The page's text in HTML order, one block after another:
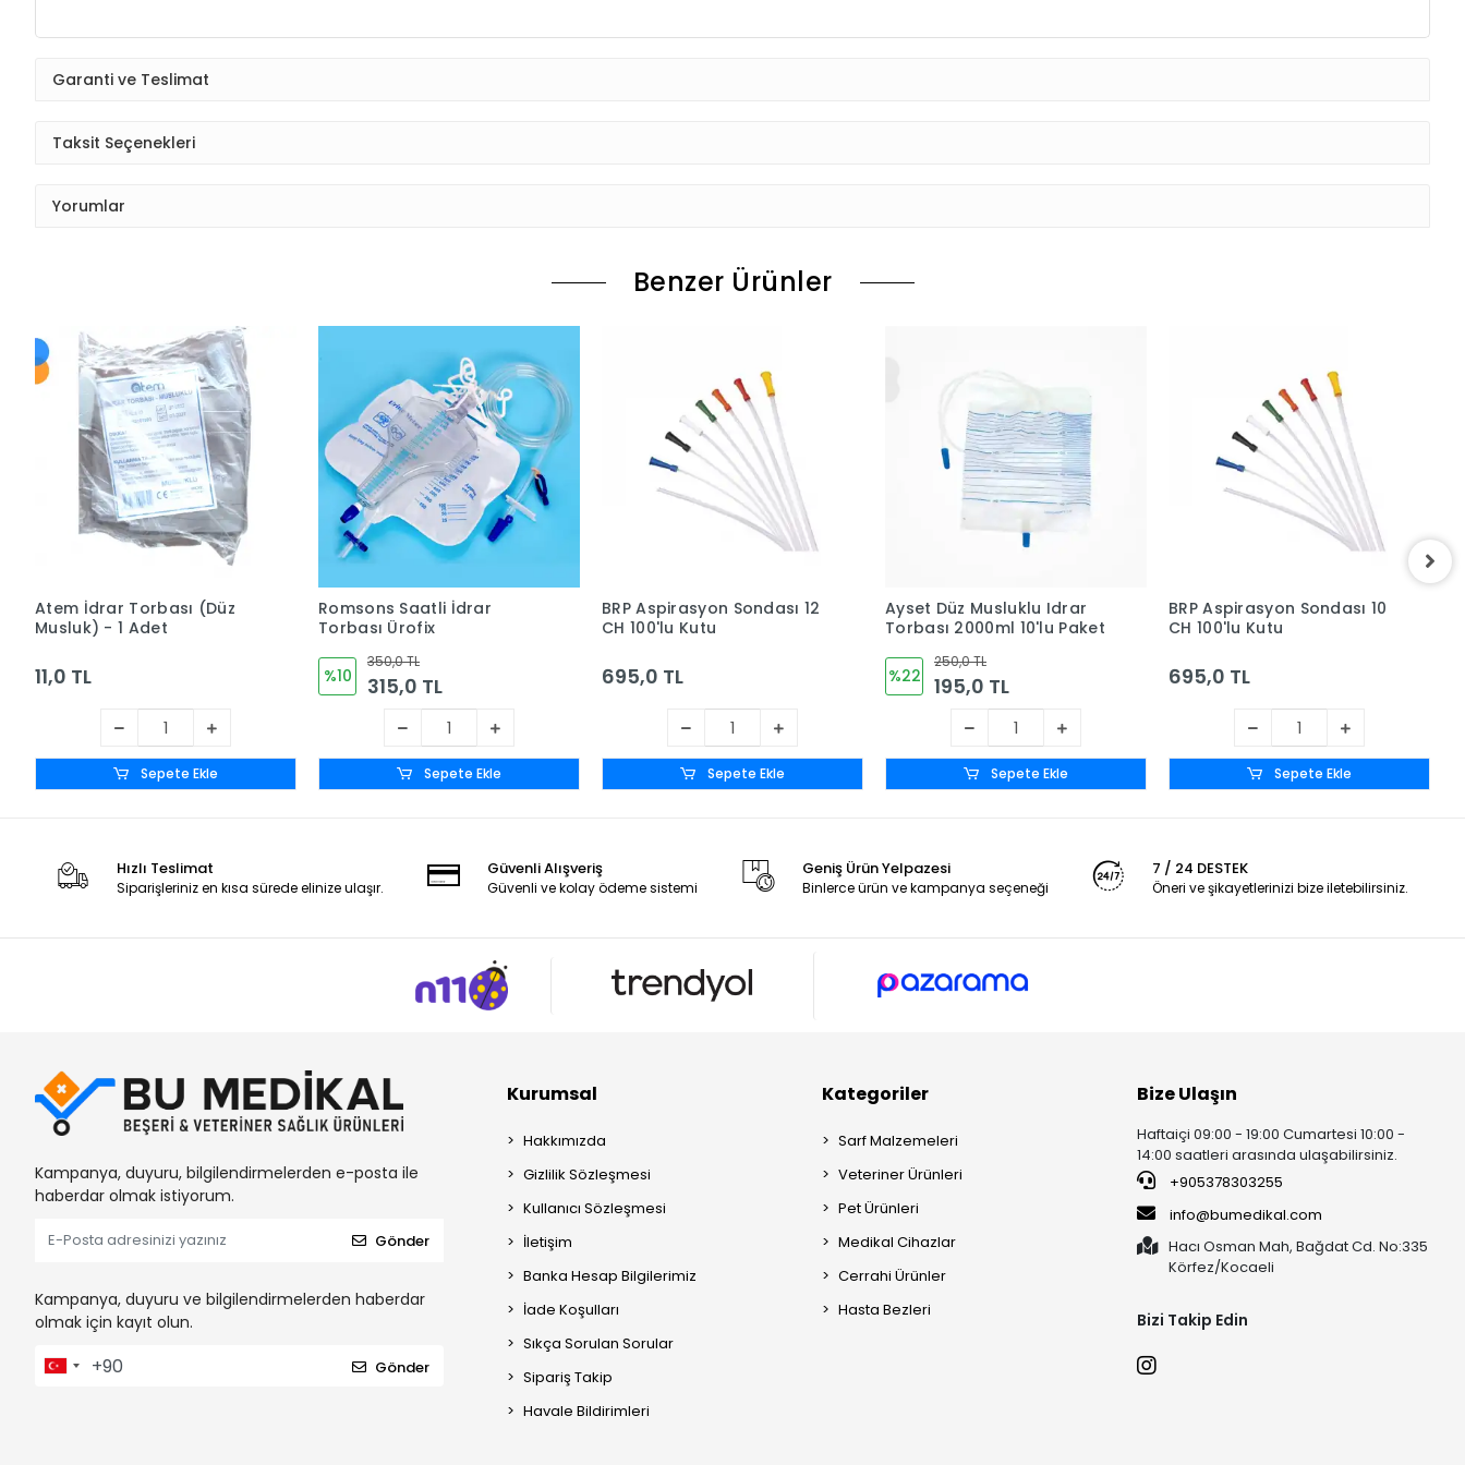
Garanti ve Teslimat
Taksit Seçenekleri
Yorumlar
Benzer Ürünler
Atem İdrar Torbası (Düz
Musluk) - 1 Adet
11,0 TL
Sepete Ekle
Romsons Saatli İdrar
Torbası Ürofix
%10
350,0 TL
315,0 TL
Sepete Ekle
BRP Aspirasyon Sondası 12
CH 100'lu Kutu
695,0 TL
Sepete Ekle
Ayset Düz Musluklu Idrar
Torbası 2000ml 10'lu Paket
%22
250,0 TL
195,0 TL
Sepete Ekle
BRP Aspirasyon Sondası 10
CH 100'lu Kutu
695,0 TL
Sepete Ekle
Hızlı Teslimat
Siparişleriniz en kısa sürede elinize ulaşır.
Güvenli Alışveriş
Güvenli ve kolay ödeme sistemi
Geniş Ürün Yelpazesi
Binlerce ürün ve kampanya seçeneği
7 / 24 DESTEK
Öneri ve şikayetlerinizi bize iletebilirsiniz.
Kampanya, duyuru, bilgilendirmelerden e-posta ile
haberdar olmak istiyorum.
Gönder
Kampanya, duyuru ve bilgilendirmelerden haberdar
olmak için kayıt olun.
Gönder
Kurumsal
Hakkımızda
Gizlilik Sözleşmesi
Kullanıcı Sözleşmesi
İletişim
Banka Hesap Bilgilerimiz
İade Koşulları
Sıkça Sorulan Sorular
Sipariş Takip
Havale Bildirimleri
Kategoriler
Sarf Malzemeleri
Veteriner Ürünleri
Pet Ürünleri
Medikal Cihazlar
Cerrahi Ürünler
Hasta Bezleri
Bize Ulaşın
Haftaiçi 09:00 - 19:00 Cumartesi 10:00 -
14:00 saatleri arasında ulaşabilirsiniz.
+905378303255
info@bumedikal.com
Hacı Osman Mah, Bağdat Cd. No:335
Körfez/Kocaeli
Bizi Takip Edin